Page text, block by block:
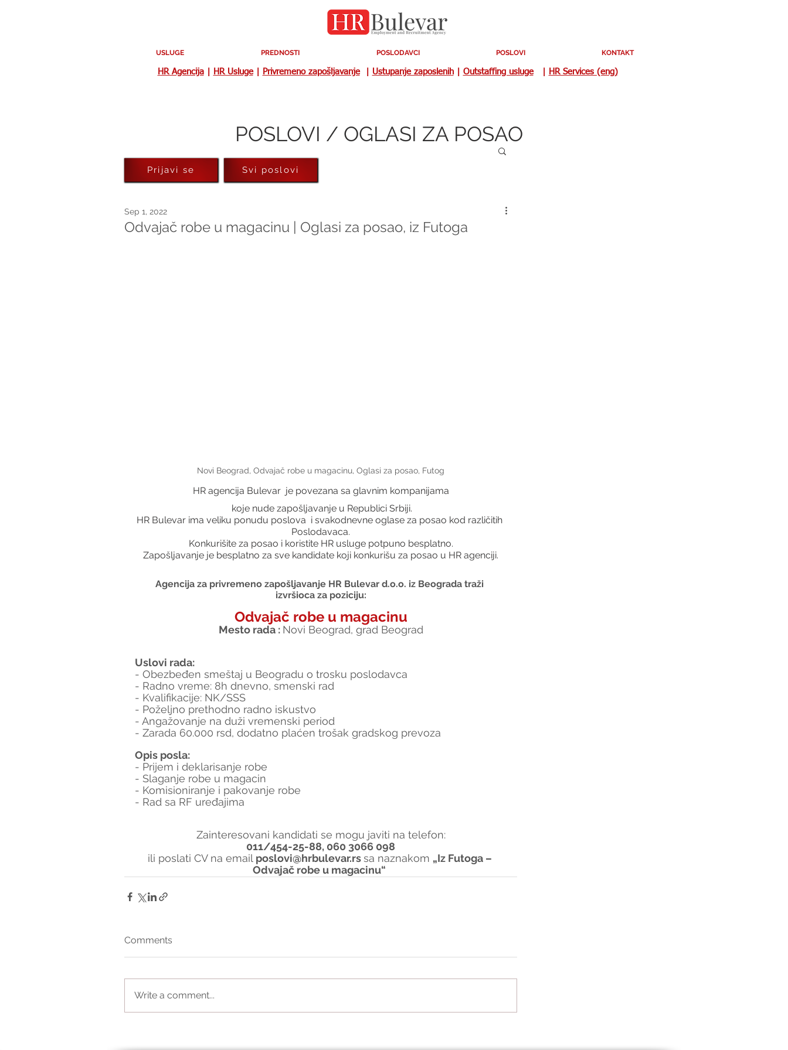
USLUGE PREDNOSTI POSLODAVCI POSLOVI KONTAKT
HR Agencija| HR Usluge| Privremeno zapošljavanje| Ustupanje zaposlenih| Outstaffing usluge| HR Services (eng)
POSLOVI / OGLASI ZA POSAO
Odvajač robe u magacinu | Oglasi za posao, iz Futoga
Sep 1, 2022
Novi Beograd, Odvajač robe u magacinu, Oglasi za posao, Futog
HR agencija Bulevar  je povezana sa glavnim kompanijama
koje nude zapošljavanje u Republici Srbiji.
HR Bulevar ima veliku ponudu poslova  i svakodnevne oglase za posao kod različitih
Poslodavaca.
Konkurišite za posao i koristite HR usluge potpuno besplatno.
Zapošljavanje je besplatno za sve kandidate koji konkurišu za posao u HR agenciji.
Agencija za privremeno zapošljavanje HR Bulevar d.o.o. iz Beograda traži
izvršioca za poziciju:
Odvajač robe u magacinu
Mesto rada : Novi Beograd, grad Beograd
Uslovi rada:
- Obezbeđen smeštaj u Beogradu o trosku poslodavca
- Radno vreme: 8h dnevno, smenski rad
- Kvalifikacije: NK/SSS
- Poželjno prethodno radno iskustvo
- Angažovanje na duži vremenski period
- Zarada 60.000 rsd, dodatno plaćen trošak gradskog prevoza
Opis posla:
- Prijem i deklarisanje robe
- Slaganje robe u magacin
- Komisioniranje i pakovanje robe
- Rad sa RF uređajima
Zainteresovani kandidati se mogu javiti na telefon:
011/454-25-88, 060 3066 098
ili poslati CV na email poslovi@hrbulevar.rs sa naznakom „Iz Futoga –
Odvajač robe u magacinu“
Comments
Write a comment...
Prijavi se Svi poslovi